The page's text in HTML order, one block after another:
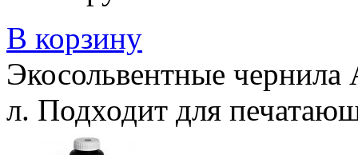
В корзину
Экосольвентные
л. Подходит для